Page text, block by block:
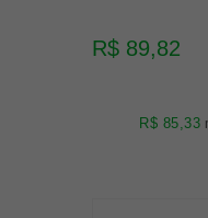
R$ 89,82
R$ 85,33